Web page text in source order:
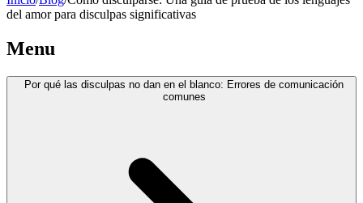
del amor para disculpas significativas
Menu
Por qué las disculpas no dan en el blanco: Errores de comunicación
comunes